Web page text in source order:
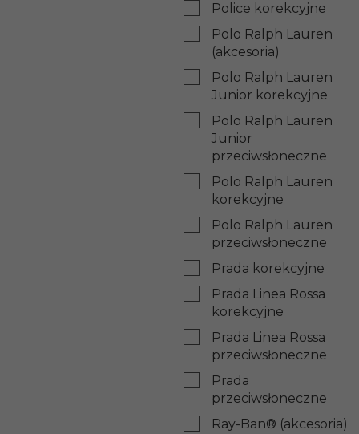
Police korekcyjne
Polo Ralph Lauren
(akcesoria)
Polo Ralph Lauren
Junior korekcyjne
Polo Ralph Lauren
Junior
przeciwsłoneczne
Polo Ralph Lauren
korekcyjne
Polo Ralph Lauren
przeciwsłoneczne
Prada korekcyjne
Prada Linea Rossa
korekcyjne
Prada Linea Rossa
przeciwsłoneczne
Prada
przeciwsłoneczne
Ray-Ban® (akcesoria)